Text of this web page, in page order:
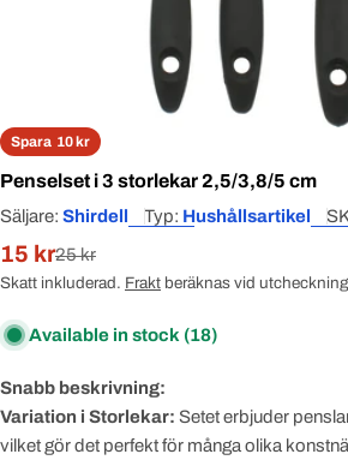
Spara 10 kr
Penselset i 3 storlekar 2,5/3,8/5 cm
Säljare: Shirdell Typ: Hushållsartikel
Rabatterat
pris
15 kr
Normal
pris
25 kr
Skatt inkluderad. Frakt beräknas vid
Available in stock (18)
Snabb beskrivning:
Variation i Storlekar: Setet erbjuder
vilket gör det perfekt för många olika